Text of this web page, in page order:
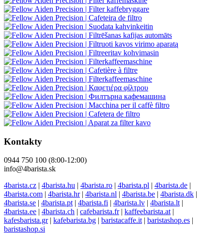
Kontakty
0944 750 100 (8:00-12:00)
info@4barista.sk
4barista.cz | 4barista.hu | 4barista.ro | 4barista.pl | 4barista.de |
4barista.com | 4barista.hr| 4barista.nl | 4barista.be | 4barista.dk |
4barista.se | 4barista.pt | 4barista.fi | 4barista.lv | 4barista.lt |
4barista.ee | 4barista.ch | cafebarista.fr| kaffeebarista.at |
kafesbarista.gr| kafebarista.bg | baristacaffe.it | baristashop.es |
baristashop.si